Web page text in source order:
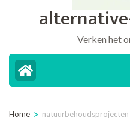
Verken het
Home > natuurbehoudsprojecten